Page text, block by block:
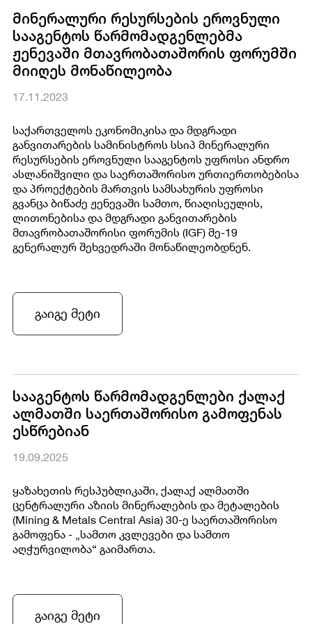
მინერალური რესურსების ეროვნული
სააგენტოს წარმომადგენლებმა
ჟენევაში მთავრობათაშორის ფორუმში
მიიღეს მონაწილეობა
17.11.2023
საქართველოს ეკონომიკისა და მდგრადი
განვითარების სამინისტროს სსიპ მინერალური
რესურსების ეროვნული სააგენტოს უფროსი ანდრო
ასლანიშვილი და საერთაშორისო ურთიერთობებისა
და პროექტების მართვის სამსახურის უფროსი
გვანცა ბიწაძე ჟენევაში სამთო, წიაღისეულის,
ლითონებისა და მდგრადი განვითარების
მთავრობათაშორისი ფორუმის (IGF) მე-19
გენერალურ შეხვედრაში მონაწილეობდნენ.
გაიგე მეტი
სააგენტოს წარმომადგენლები ქალაქ
ალმათში საერთაშორისო გამოფენას
ესწრებიან
19.09.2025
ყაზახეთის რესპუბლიკაში, ქალაქ ალმათში
ცენტრალური აზიის მინერალების და მეტალების
(Mining & Metals Central Asia) 30-ე საერთაშორისო
გამოფენა - „სამთო კვლევები და სამთო
აღჭურვილობა“ გაიმართა.
გაიგე მეტი